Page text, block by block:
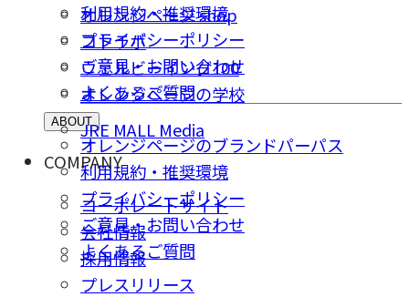
オレンジページ shop
コトラボ
ウェルビーイング100
オレンジページの学校
JRE MALL Media
利用規約・推奨環境
プライバシーポリシー
ご意⾒・お問い合わせ
よくあるご質問
ABOUT
オレンジページのブランドパーパス
利用規約・推奨環境
プライバシーポリシー
ご意⾒・お問い合わせ
よくあるご質問
COMPANY
コーポレートサイト
会社情報
採⽤情報
プレスリリース